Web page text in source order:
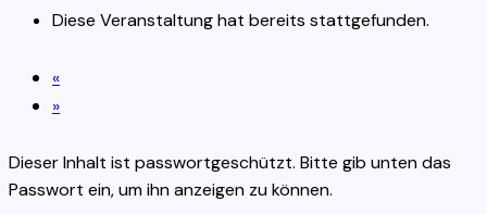
Diese Veranstaltung hat bereits stattgefunden.
«
»
Dieser Inhalt ist passwortgeschützt. Bitte gib unten das
Passwort ein, um ihn anzeigen zu können.